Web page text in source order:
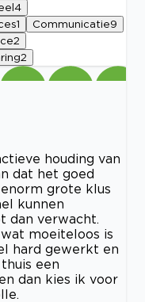
4
1 Communicatie9
2
2
houding van
dat het goed
grote klus
kunnen
dan verwacht.
moeiteloos is
hard gewerkt en
een
dan kies ik voor